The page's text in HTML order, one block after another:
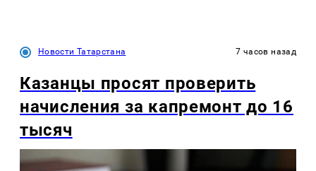
Новости Татарстана 7 часов назад
Казанцы просят проверить
начисления за капремонт до 16
тысяч